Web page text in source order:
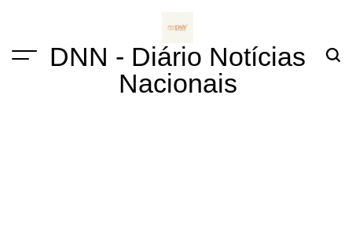
Menu
DNN - Diário Notícias
Nacionais